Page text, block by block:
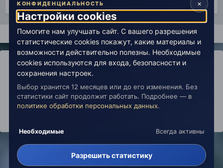
Нет пользователей, просматривающих эту страницу.
Главная Вселенная Живой Эзотерики Философия, религия,
IPS ThemebyIPSFocus
Политика конфиденциальности
Обратная связь
Настройки cookies
copyright © 2026 Живая Эзотерика
×
КОНФИДЕНЦИАЛЬНОСТЬ
Настройки cookies
Помогите нам улучшать сайт. С вашего разрешения
статистические cookies покажут, какие материалы и
возможности действительно полезны. Необходимые
cookies используются для входа, безопасности и
сохранения настроек.
Выбор хранится 12 месяцев или до его изменения. Без
статистики сайт продолжит работать. Подробнее — в
политике обработки персональных данных.
Необходимые Всегда активны
Разрешить статистику